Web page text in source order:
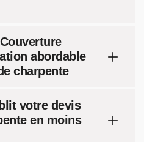
abordable
charpente
votre devis
en moins